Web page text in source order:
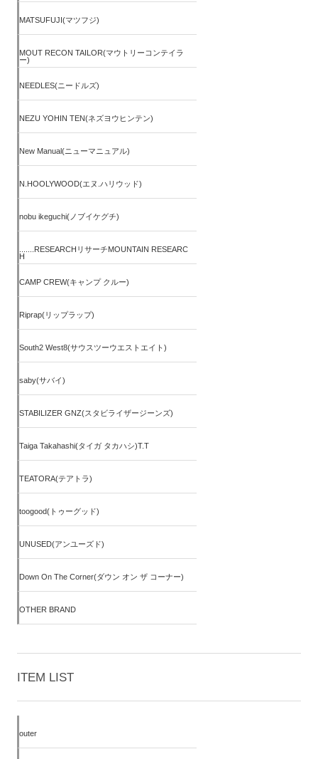
MATSUFUJI(マツフジ)
MOUT RECON TAILOR(マウトリーコンテイラ
ー)
NEEDLES(ニードルズ)
NEZU YOHIN TEN(ネズヨウヒンテン)
New Manual(ニューマニュアル)
N.HOOLYWOOD(エヌ.ハリウッド)
nobu ikeguchi(ノブイケグチ)
.......RESEARCHリサーチMOUNTAIN RESEARC
H
CAMP CREW(キャンプ クルー)
Riprap(リップラップ)
South2 West8(サウスツーウエストエイト)
saby(サバイ)
STABILIZER GNZ(スタビライザージーンズ)
Taiga Takahashi(タイガ タカハシ)T.T
TEATORA(テアトラ)
toogood(トゥーグッド)
UNUSED(アンユーズド)
Down On The Corner(ダウン オン ザ コーナー)
OTHER BRAND
ITEM LIST
outer